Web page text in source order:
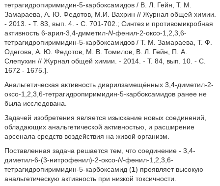
тетрагидропиримидин-5-карбоксамидов / В. Л. Гейн, Т. М.
Замараева, А. Ю. Федотов, М.И. Вахрин // Журнал общей химии.
- 2013. - Т. 83, вып. 4. - С. 701-702.; Синтез и противомикробная
активность 6-арил-3,4-диметил-N-фенил-2-оксо-1,2,3,6-
тетрагидропиримидин-5-карбоксамидов / Т. М. Замараева, Т. Ф.
Одегова, А. Ю. Федотов, М. В. Томилов, В. Л. Гейн, П. А.
Слепухин // Журнал общей химии. - 2014. - Т. 84, вып. 10. - С.
1672 - 1675.].
Анальгетическая активность диарилзамещённых 3,4-диметил-2-
оксо-1,2,3,6-тетрагидропиримидин-5-карбоксамидов ранее не
была исследована.
Задачей изобретения является изыскание новых соединений,
обладающих анальгетической активностью, и расширение
арсенала средств воздействия на живой организм.
Поставленная задача решается тем, что соединение - 3,4-
диметил-6-(3-нитрофенил)-2-оксо-N-фенил-1,2,3,6-
тетрагидропиримидин-5-карбоксамид (1) проявляет высокую
анальгетическую активность при низкой токсичности.